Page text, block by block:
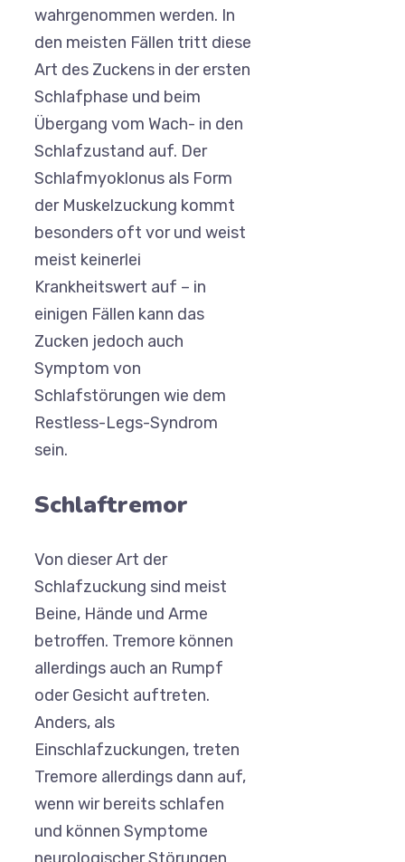
wahrgenommen werden. In
den meisten Fällen tritt diese
Art des Zuckens in der ersten
Schlafphase und beim
Übergang vom Wach- in den
Schlafzustand auf. Der
Schlafmyoklonus als Form
der Muskelzuckung kommt
besonders oft vor und weist
meist keinerlei
Krankheitswert auf – in
einigen Fällen kann das
Zucken jedoch auch
Symptom von
Schlafstörungen wie dem
Restless-Legs-Syndrom
sein.
Schlaftremor
Von dieser Art der
Schlafzuckung sind meist
Beine, Hände und Arme
betroffen. Tremore können
allerdings auch an Rumpf
oder Gesicht auftreten.
Anders, als
Einschlafzuckungen, treten
Tremore allerdings dann auf,
wenn wir bereits schlafen
und können Symptome